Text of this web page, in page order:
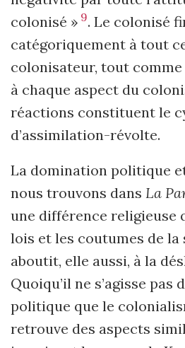
colonisé » 9. Le colonisé
catégoriquement à tout
colonisateur, tout comme
à chaque aspect du
réactions constituent le
d’assimilation-révolte.
La domination politique
nous trouvons dans La
une différence religieuse
lois et les coutumes de
aboutit, elle aussi, à la
Quoiqu’il ne s’agisse pas
politique que le
retrouve des aspects